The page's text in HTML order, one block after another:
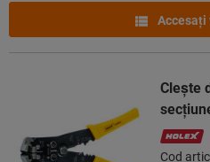
Accesaţi
Cleşte
Cod